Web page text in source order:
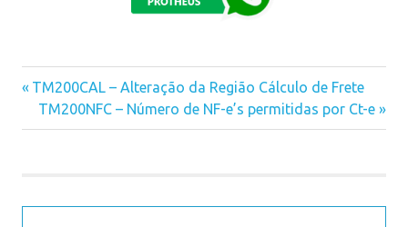
Navegação
Previous
Post:
TM200CAL – Alteração da Região Cálculo de Frete
Next
Post:
TM200NFC – Número de NF-e’s permitidas por Ct-e